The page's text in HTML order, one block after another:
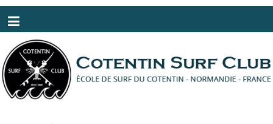
Panneau de gestion des cookies